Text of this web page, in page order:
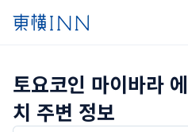
토요코인 마이바라
치 주변 정보